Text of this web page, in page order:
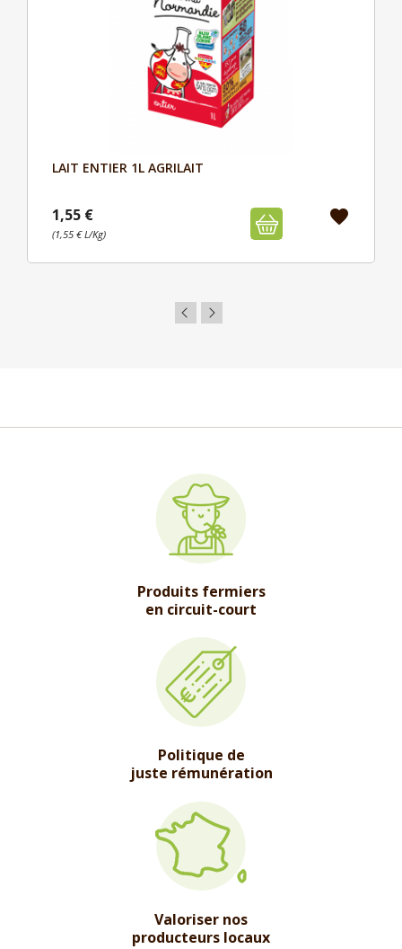
Aperçu
LAIT ENTIER 1L AGRILAIT
1,55 €
(1,55 € L/Kg)
favorite
Produits fermiers
en circuit-court
Politique de
juste rémunération
Valoriser nos
producteurs locaux